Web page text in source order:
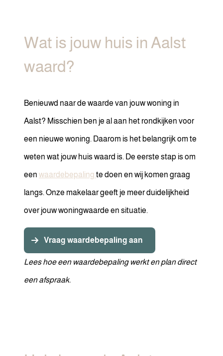
Wat is jouw huis in Aalst
waard?
Benieuwd naar de waarde van jouw woning in
Aalst? Misschien ben je al aan het rondkijken voor
een nieuwe woning. Daarom is het belangrijk om te
weten wat jouw huis waard is. De eerste stap is om
een waardebepaling te doen en wij komen graag
langs. Onze makelaar geeft je meer duidelijkheid
over jouw woningwaarde en situatie.
Vraag waardebepaling aan
Lees hoe een waardebepaling werkt en plan direct
een afspraak.